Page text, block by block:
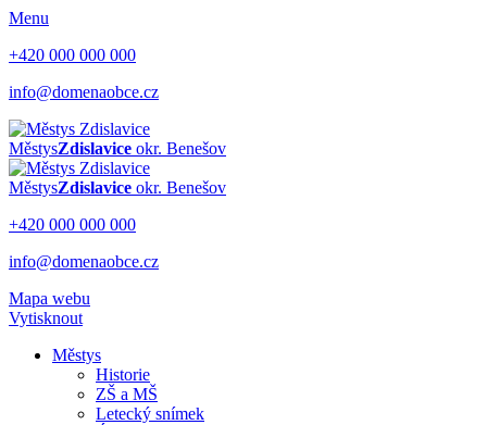
Menu
+420 000 000 000
info@domenaobce.cz
MěstysZdislavice okr. Benešov
MěstysZdislavice okr. Benešov
+420 000 000 000
info@domenaobce.cz
Mapa webu
Vytisknout
Městys
Historie
ZŠ a MŠ
Letecký snímek